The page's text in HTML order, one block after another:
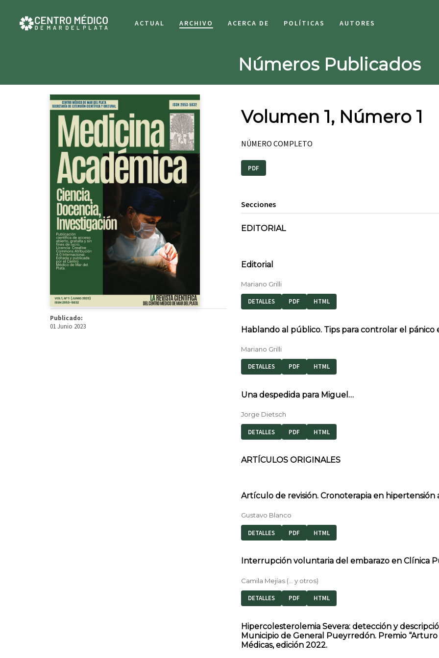
ACTUAL ARCHIVO ACERCA DE POLÍTICAS AUTORES
Números Publicados
Publicado:
01 Junio 2023
Volumen 1, Número 1
NÚMERO COMPLETO
PDF
Secciones
EDITORIAL
Editorial
Mariano Grilli
DETALLES PDF HTML
Hablando al público. Tips para controlar el pánico
Mariano Grilli
DETALLES PDF HTML
Una despedida para Miguel…
Jorge Dietsch
DETALLES PDF HTML
ARTÍCULOS ORIGINALES
Artículo de revisión. Cronoterapia en hipertensión
Gustavo Blanco
DETALLES PDF HTML
Interrupción voluntaria del embarazo en Clínica
Camila Mejías (… y otros)
DETALLES PDF HTML
Hipercolesterolemia Severa: detección y
Municipio de General Pueyrredón. Premio “Arturo
Médicas, edición 2022.